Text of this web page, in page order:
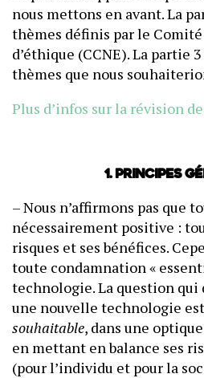
nous mettons en avant.La
thèmes définis par le
d’éthique (CCNE). La partie
thèmes que nous
Plus d’infos sur la révision
1. Principes
– Nous n’affirmons pas que
nécessairement positive :
risques et ses bénéfices.
toute condamnation «
technologie. La question qui
une nouvelle technologie
souhaitable, dans une
en mettant en balance ses
(pour l’individu et pour la